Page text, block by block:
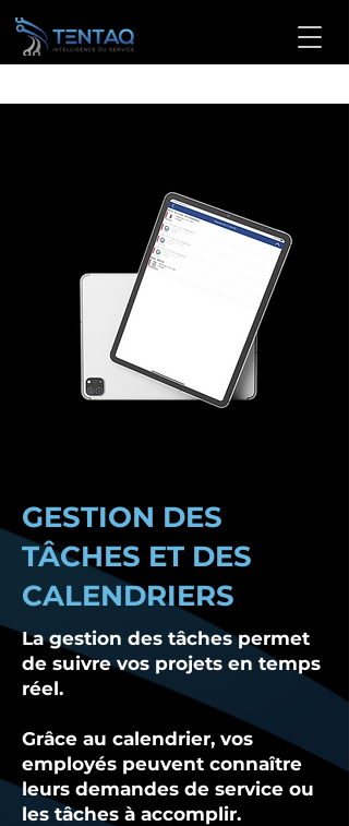
GESTION DES
TÂCHES ET DES
CALENDRIERS
La gestion des tâches permet
de suivre vos projets en temps
réel.
Grâce au calendrier, vos
employés peuvent connaître
leurs demandes de service ou
les tâches à accomplir.